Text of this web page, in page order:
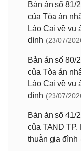
Bản án số 81/
của Tòa án
Lào Cai về vụ
đình (23/07/
Bản án số 80/
của Tòa án
Lào Cai về vụ
đình (23/07/
Bản án số 41/
của TAND TP.
thuẫn gia đình